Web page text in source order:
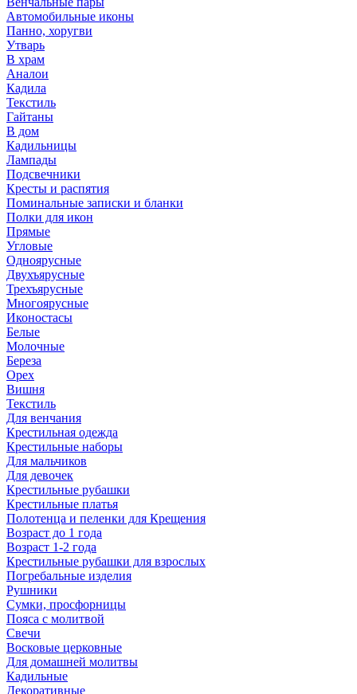
Автомобильные иконы
Панно, хоругви
Утварь
В храм
Аналои
Кадила
Текстиль
Гайтаны
В дом
Кадильницы
Лампады
Подсвечники
Кресты и распятия
Поминальные записки и бланки
Полки для икон
Прямые
Угловые
Одноярусные
Двухъярусные
Трехъярусные
Многоярусные
Иконостасы
Белые
Молочные
Береза
Орех
Вишня
Текстиль
Для венчания
Крестильная одежда
Крестильные наборы
Для мальчиков
Для девочек
Крестильные рубашки
Крестильные платья
Полотенца и пеленки для Крещения
Возраст до 1 года
Возраст 1-2 года
Крестильные рубашки для взрослых
Погребальные изделия
Рушники
Сумки, просфорницы
Пояса с молитвой
Свечи
Восковые церковные
Для домашней молитвы
Кадильные
Декоративные